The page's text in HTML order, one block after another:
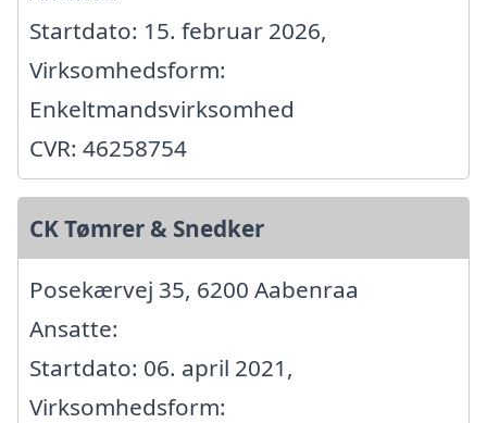
Startdato: 15. februar 2026,
Virksomhedsform:
Enkeltmandsvirksomhed
CVR: 46258754
CK Tømrer & Snedker
Posekærvej 35, 6200 Aabenraa
Ansatte:
Startdato: 06. april 2021,
Virksomhedsform: